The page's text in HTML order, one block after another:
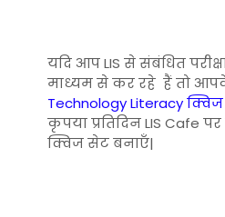
यदि आप LIS से संबंधित
माध्यम से कर रहे हैं तो
Technology Literacy
कृपया प्रतिदिन LIS Cafe
क्विज सेट बनाएँ|